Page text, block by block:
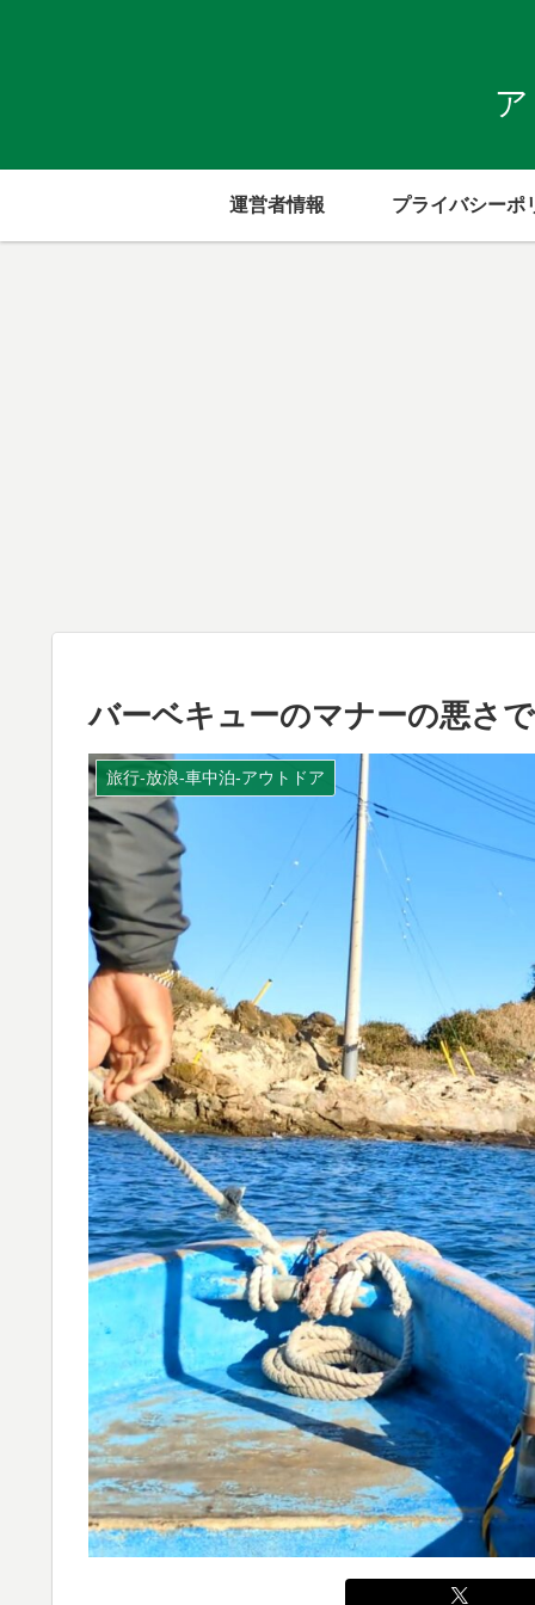
運営者情報 プライバシーポ
バーベキューのマナーの悪さ
旅行-放浪-車中泊-アウトドア